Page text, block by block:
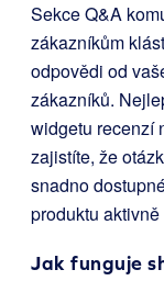
Sekce Q&A
zákazníkům
odpovědi od
zákazníků.
widgetu recenzí
zajistíte, že
snadno
produktu
Jak funguje